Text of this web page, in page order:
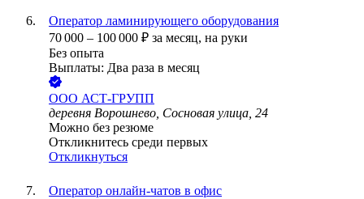
Оператор ламинирующего оборудования
70 000 – 100 000 ₽ за месяц, на руки
Без опыта
Выплаты: Два раза в месяц
ООО АСТ-ГРУПП
деревня Ворошнево, Сосновая улица, 24
Можно без резюме
Откликнитесь среди первых
Откликнуться
Оператор онлайн-чатов в офис